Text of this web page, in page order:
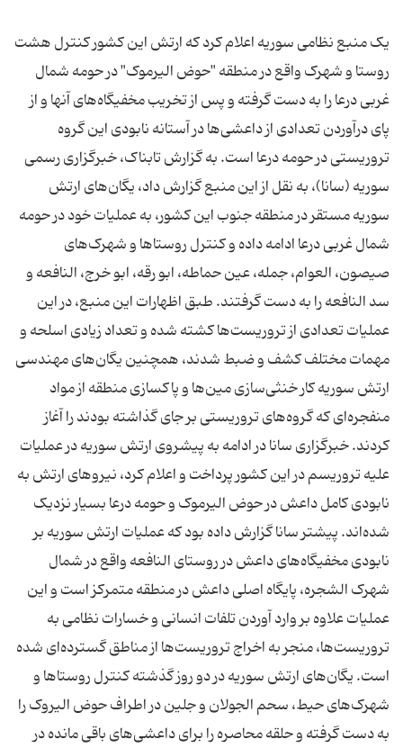
یک منبع نظامی سوریه اعلام کرد که ارتش این کشور کنترل هشت
روستا و شهرک واقع در منطقه "حوض الیرموک" در حومه شمال
غربی درعا را به دست گرفته و پس از تخریب مخفیگاه‌های آنها و از
پای درآوردن تعدادی از داعشی‌ها در آستانه نابودی این گروه
تروریستی در حومه درعا است. به گزارش تابناک، خبرگزاری رسمی
سوریه (سانا)، به نقل از این منبع گزارش داد، یگان‌های ارتش
سوریه مستقر در منطقه جنوب این کشور، به عملیات خود در حومه
شمال غربی درعا ادامه داده و کنترل روستاها و شهرک‌های
صیصون، العوام، جمله، عین حماطه، ابو رقه، ابو خرج، النافعه و
سد النافعه را به دست گرفتند. طبق اظهارات این منبع، در این
عملیات تعدادی از تروریست‌ها کشته شده و تعداد زیادی اسلحه و
مهمات مختلف کشف و ضبط شدند، همچنین یگان‌های مهندسی
ارتش سوریه کار خنثی‌سازی مین‌ها و پاکسازی منطقه از مواد
منفجره‌ای که گروه‌های تروریستی بر جای گذاشته بودند را آغاز
کردند. خبرگزاری سانا در ادامه به پیشروی ارتش سوریه در عملیات
علیه تروریسم در این کشور پرداخت و اعلام کرد، نیروهای ارتش به
نابودی کامل داعش در حوض الیرموک و حومه درعا بسیار نزدیک
شده‌اند. پیشتر سانا گزارش داده بود که عملیات ارتش سوریه بر
نابودی مخفیگاه‌های داعش در روستای النافعه واقع در شمال
شهرک الشجره، پایگاه اصلی داعش در منطقه متمرکز است و این
عملیات علاوه بر وارد آوردن تلفات انسانی و خسارات نظامی به
تروریست‌ها، منجر به اخراج تروریست‌ها از مناطق گسترده‌ای شده
است. یگان‌های ارتش سوریه در دو روز گذشته کنترل روستاها و
شهرک‌های حیط، سحم الجولان و جلین در اطراف حوض الیروک را
به دست گرفته و حلقه محاصره را برای داعشی‌های باقی مانده در